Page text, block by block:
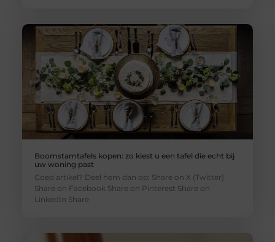
Boomstamtafels kopen: zo kiest u een tafel die echt bij
uw woning past
Goed artikel? Deel hem dan op: Share on X (Twitter)
Share on Facebook Share on Pinterest Share on
LinkedIn Share